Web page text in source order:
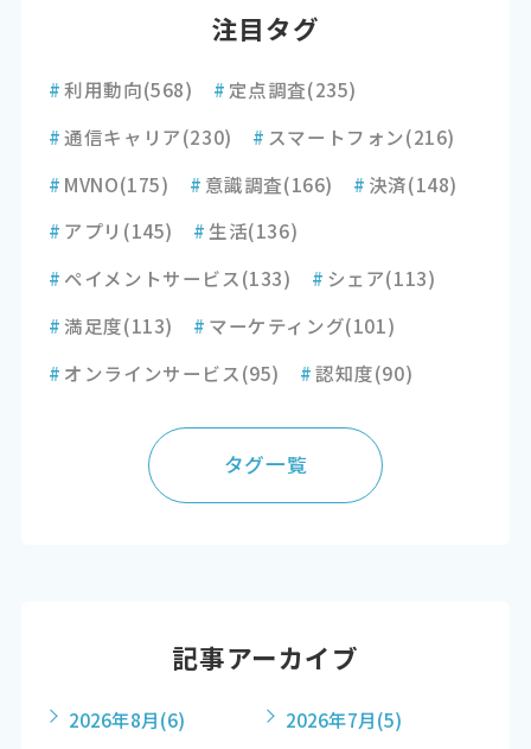
注目タグ
#利用動向(568) # 定点調査(235)
#通信キャリア(230) # スマートフォン(216)
# MVNO(175) # 意識調査(166) # 決済(148)
# アプリ (145) # 生活(136)
# ペイメントサービス(133) # シェア(113)
#満足度(113) # マーケティング(101)
# オンラインサービス(95) #認知度(90)
タグ一覧
記事アーカイブ
2026年8月(6) 2026年7月(5)